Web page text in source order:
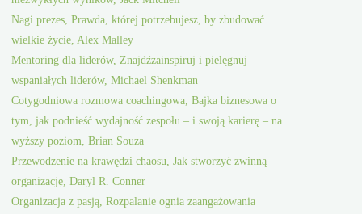
Nagi prezes, Prawda, której potrzebujesz, by zbudować
wielkie życie, Alex Malley
Mentoring dla liderów, Znajdźzainspiruj i pielęgnuj
wspaniałych liderów, Michael Shenkman
Cotygodniowa rozmowa coachingowa, Bajka biznesowa o
tym, jak podnieść wydajność zespołu – i swoją karierę – na
wyższy poziom, Brian Souza
Przewodzenie na krawędzi chaosu, Jak stworzyć zwinną
organizację, Daryl R. Conner
Organizacja z pasją, Rozpalanie ognia zaangażowania